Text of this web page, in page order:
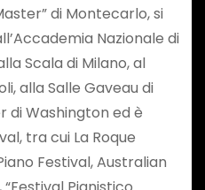
di Montecarlo, si
Nazionale di
Scala di Milano, al
alla Salle Gaveau di
di Washington ed è
tra cui La Roque
Festival, Australian